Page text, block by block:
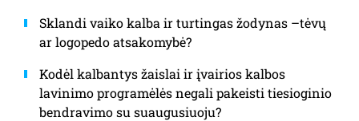
Sklandi vaiko kalba ir turtingas žodynas –tėvų
ar logopedo atsakomybė?
Kodėl kalbantys žaislai ir įvairios kalbos
lavinimo programėlės negali pakeisti tiesioginio
bendravimo su suaugusiuoju?